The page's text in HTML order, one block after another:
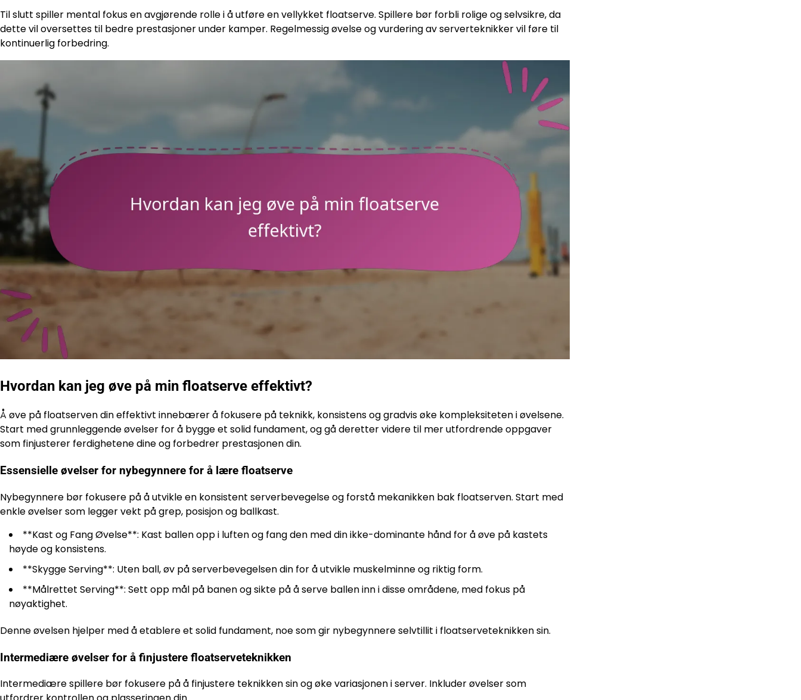
Til slutt spiller mental fokus en avgjørende rolle i å utføre en vellykket floatserve. Spillere bør forbli rolige og selvsikre, da
dette vil oversettes til bedre prestasjoner under kamper. Regelmessig øvelse og vurdering av serverteknikker vil føre til
kontinuerlig forbedring.
Hvordan kan jeg øve på min floatserve effektivt?
Å øve på floatserven din effektivt innebærer å fokusere på teknikk, konsistens og gradvis øke kompleksiteten i øvelsene.
Start med grunnleggende øvelser for å bygge et solid fundament, og gå deretter videre til mer utfordrende oppgaver
som finjusterer ferdighetene dine og forbedrer prestasjonen din.
Essensielle øvelser for nybegynnere for å lære floatserve
Nybegynnere bør fokusere på å utvikle en konsistent serverbevegelse og forstå mekanikken bak floatserven. Start med
enkle øvelser som legger vekt på grep, posisjon og ballkast.
**Kast og Fang Øvelse**: Kast ballen opp i luften og fang den med din ikke-dominante hånd for å øve på kastets
høyde og konsistens.
**Skygge Serving**: Uten ball, øv på serverbevegelsen din for å utvikle muskelminne og riktig form.
**Målrettet Serving**: Sett opp mål på banen og sikte på å serve ballen inn i disse områdene, med fokus på
nøyaktighet.
Denne øvelsen hjelper med å etablere et solid fundament, noe som gir nybegynnere selvtillit i floatserveteknikken sin.
Intermediære øvelser for å finjustere floatserveteknikken
Intermediære spillere bør fokusere på å finjustere teknikken sin og øke variasjonen i server. Inkluder øvelser som